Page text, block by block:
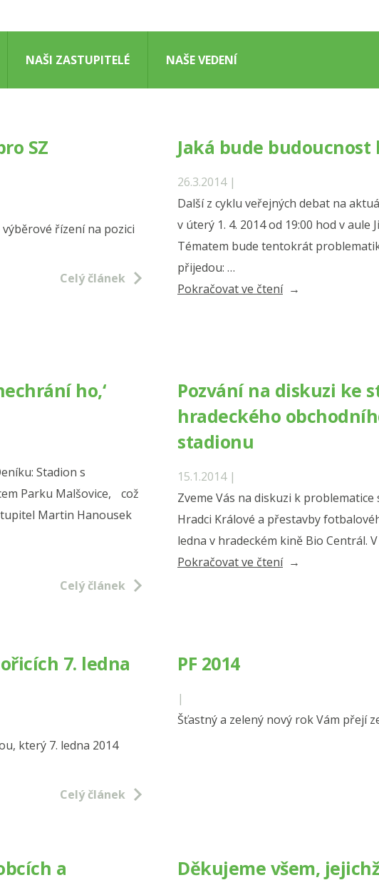
NAŠI ZASTUPITELÉ NAŠE VEDENÍ
SZ
řízení na pozici
Celý článek
Jaká bude budoucnost
26.3.2014 |
Další z cyklu veřejných debat na
v úterý 1. 4. 2014 od 19:00 hod v aule
Tématem bude tentokrát
přijedou: …
Pokračovat ve čtení„Jaká
Náchodě?“
ho,‘
Stadion s
Parku Malšovice, což
Martin Hanousek
Celý článek
Pozvání na diskuzi ke
hradeckého
stadionu
15.1.2014 |
Zveme Vás na diskuzi k
Hradci Králové a přestavby
ledna v hradeckém kině Bio Centrál.
Pokračovat ve čtení„Pozvání
7. ledna
který 7. ledna 2014
Celý článek
PF 2014
|
Šťastný a zelený nový rok Vám přejí
a
Děkujeme všem, jejichž